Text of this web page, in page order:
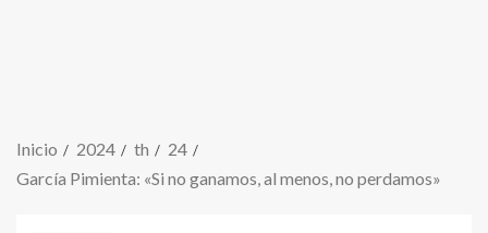
Inicio 2024 th
24
García Pimienta: «Si no ganamos, al menos, no perdamos»